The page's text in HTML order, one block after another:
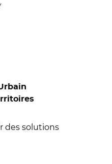
des solutions